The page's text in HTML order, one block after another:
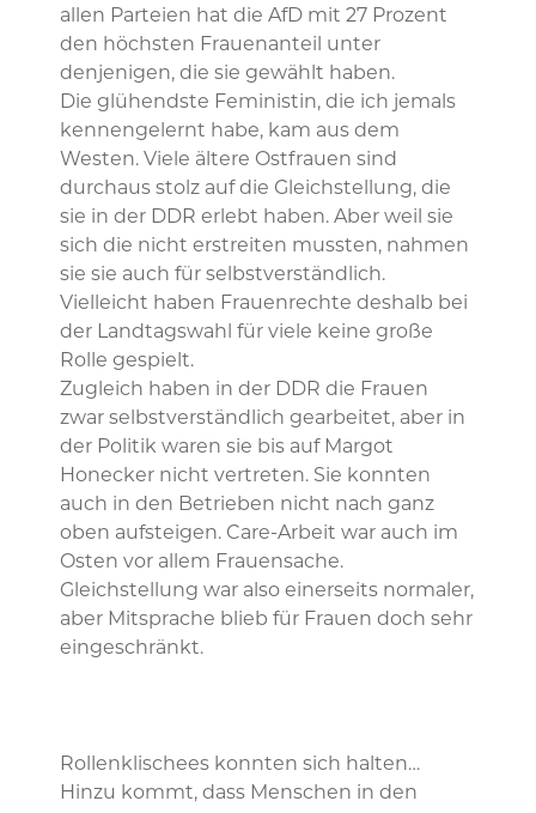
allen Parteien hat die AfD mit 27 Prozent
den höchsten Frauenanteil unter
denjenigen, die sie gewählt haben.
Die glühendste Feministin, die ich jemals
kennengelernt habe, kam aus dem
Westen. Viele ältere Ostfrauen sind
durchaus stolz auf die Gleichstellung, die
sie in der DDR erlebt haben. Aber weil sie
sich die nicht erstreiten mussten, nahmen
sie sie auch für selbstverständlich.
Vielleicht haben Frauenrechte deshalb bei
der Landtagswahl für viele keine große
Rolle gespielt.
Zugleich haben in der DDR die Frauen
zwar selbstverständlich gearbeitet, aber in
der Politik waren sie bis auf Margot
Honecker nicht vertreten. Sie konnten
auch in den Betrieben nicht nach ganz
oben aufsteigen. Care-Arbeit war auch im
Osten vor allem Frauensache.
Gleichstellung war also einerseits normaler,
aber Mitsprache blieb für Frauen doch sehr
eingeschränkt.
Rollenklischees konnten sich halten…
Hinzu kommt, dass Menschen in den